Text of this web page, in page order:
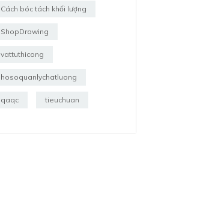
Cách bóc tách khối lượng
ShopDrawing
vattuthicong
hosoquanlychatluong
qaqc tieuchuan